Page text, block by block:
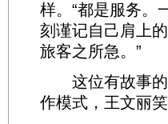
样。“都是服务。
刻谨记自己肩上
旅客之所急。”
这位有故事的
作模式，王文丽